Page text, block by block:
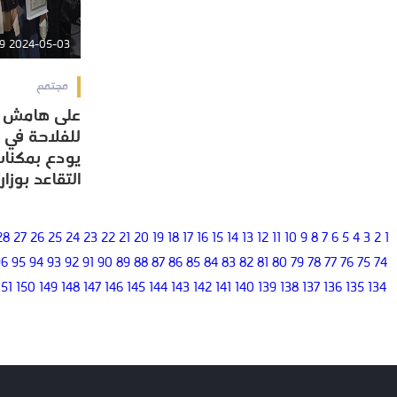
2024-05-03 23:37:39
مجتمع
على هامش
التقاعد
على هامش
التقاعد
1
2
3
4
5
6
7
8
9
10
11
12
13
14
15
16
17
18
19
20
21
22
23
24
25
26
27
74
75
76
77
78
79
80
81
82
83
84
85
86
87
88
89
90
91
92
93
94
95
134
135
136
137
138
139
140
141
142
143
144
145
146
147
148
149
150